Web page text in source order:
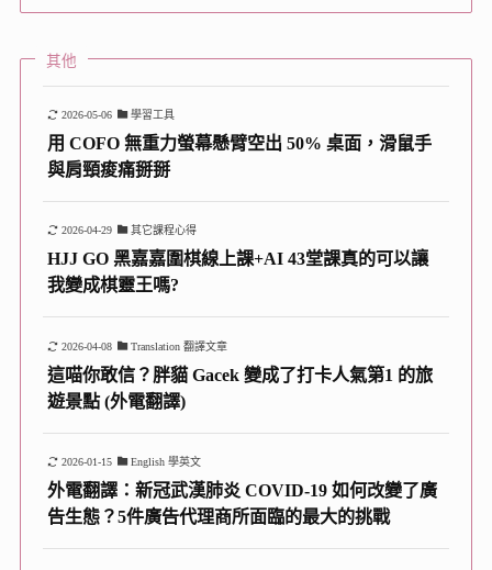
其他
2026-05-06 學習工具
用 COFO 無重力螢幕懸臂空出 50% 桌面，滑鼠手
與肩頸痠痛掰掰
2026-04-29 其它課程心得
HJJ GO 黑嘉嘉圍棋線上課+AI 43堂課真的可以讓
我變成棋靈王嗎?
2026-04-08 Translation 翻譯文章
這喵你敢信？胖貓 Gacek 變成了打卡人氣第1 的旅
遊景點 (外電翻譯)
2026-01-15 English 學英文
外電翻譯：新冠武漢肺炎 COVID-19 如何改變了廣
告生態？5件廣告代理商所面臨的最大的挑戰